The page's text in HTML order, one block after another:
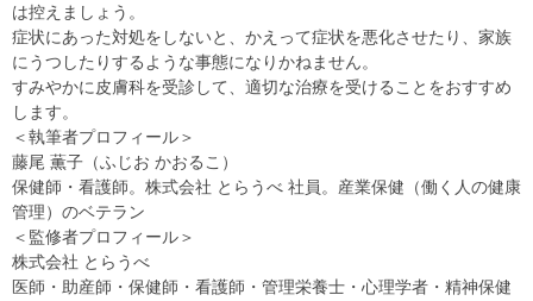
は控えましょう。
症状にあった対処をしないと、かえって症状を悪化させたり、家族
にうつしたりするような事態になりかねません。
すみやかに皮膚科を受診して、適切な治療を受けることをおすすめ
します。
＜執筆者プロフィール＞
藤尾 薫子（ふじお かおるこ）
保健師・看護師。株式会社 とらうべ 社員。産業保健（働く人の健康
管理）のベテラン
＜監修者プロフィール＞
株式会社 とらうべ
医師・助産師・保健師・看護師・管理栄養士・心理学者・精神保健